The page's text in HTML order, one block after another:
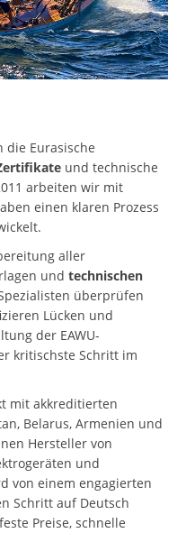
die Eurasische
und technische
arbeiten wir mit
einen klaren Prozess
aller
und technischen
überprüfen
Lücken und
der EAWU-
kritischste Schritt im
mit akkreditierten
Belarus, Armenien und
Hersteller von
und
von einem engagierten
Schritt auf Deutsch
Preise, schnelle